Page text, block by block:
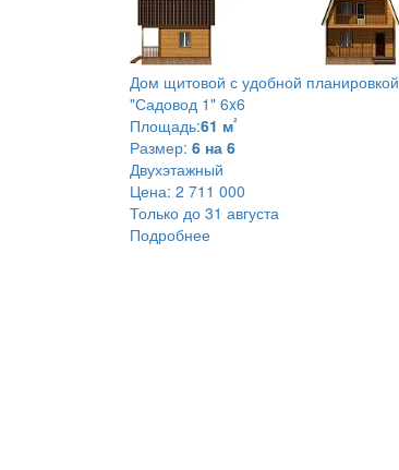
Дом щитовой с удобной планировкой
"Садовод 1" 6x6
Площадь:61 м²
Размер: 6 на 6
Двухэтажный
Цена: 2 711 000
Только до 31 августа
Подробнее